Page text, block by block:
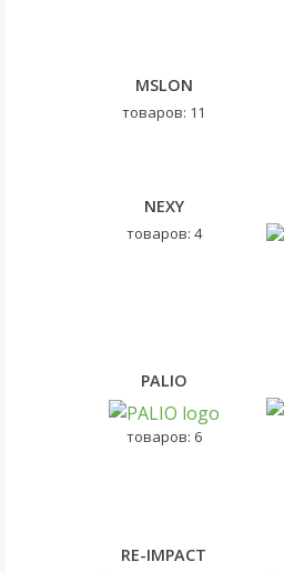
MSLON
товаров: 11
NEXY
товаров: 4
PALIO
товаров: 6
RE-IMPACT